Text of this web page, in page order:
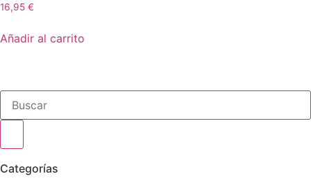
16,95 €
Añadir al carrito
Categorías